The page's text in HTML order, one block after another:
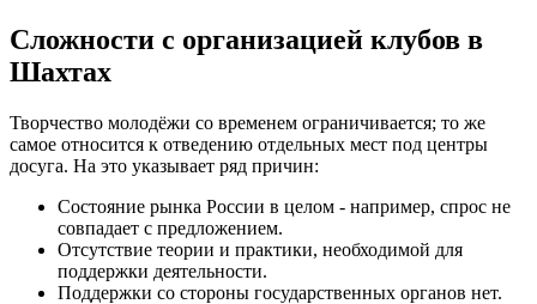
Сложности с организацией клубов в
Шахтах
Творчество молодёжи со временем ограничивается; то же
самое относится к отведению отдельных мест под центры
досуга. На это указывает ряд причин:
Состояние рынка России в целом - например, спрос не
совпадает с предложением.
Отсутствие теории и практики, необходимой для
поддержки деятельности.
Поддержки со стороны государственных органов нет.